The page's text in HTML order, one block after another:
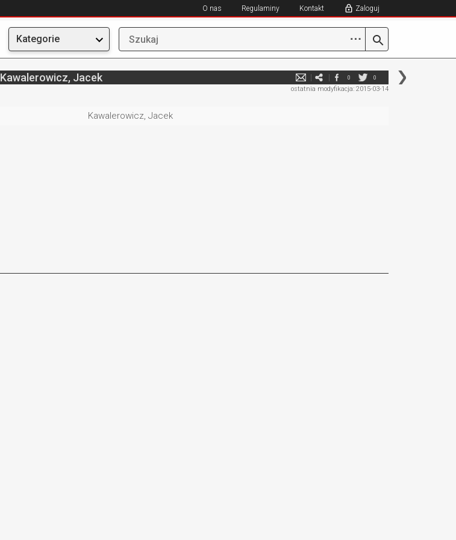
O nas Regulaminy Kontakt Zaloguj
Kategorie ⋯
Kawalerowicz, Jacek 0 0
ostatnia modyfikacja: 2015-03-14
Kawalerowicz, Jacek